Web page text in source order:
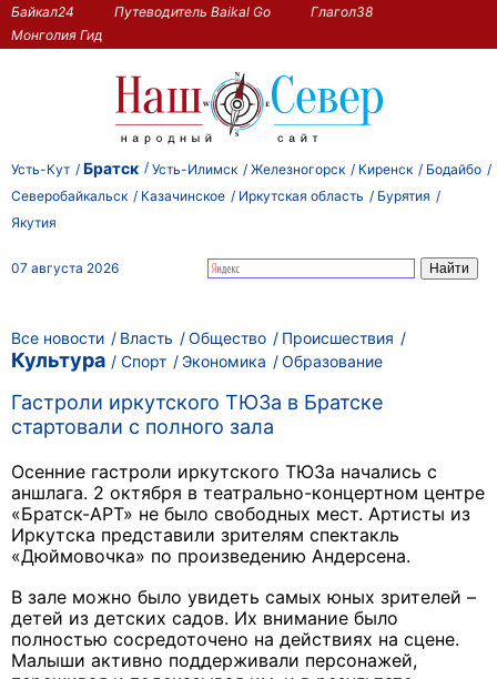
Байкал24 Путеводитель Baikal Go
Глагол38
Монголия Гид
Усть-Кут Братск Усть-Илимск Железногорск Киренск
Бодайбо
Северобайкальск
Казачинское Иркутская область
Бурятия
Якутия
07 августа 2026
Все новости Власть Общество Происшествия
Культура Спорт Экономика Образование
Гастроли иркутского ТЮЗа в Братске
стартовали с полного зала
Осенние гастроли иркутского ТЮЗа начались с
аншлага. 2 октября в театрально-концертном центре
«Братск-АРТ» не было свободных мест. Артисты из
Иркутска представили зрителям спектакль
«Дюймовочка» по произведению Андерсена.
В зале можно было увидеть самых юных зрителей –
детей из детских садов. Их внимание было
полностью сосредоточено на действиях на сцене.
Малыши активно поддерживали персонажей,